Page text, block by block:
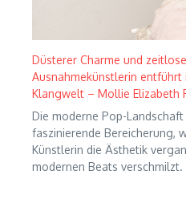
Düsterer Charme und
Ausnahmekünstlerin entführt
Klangwelt – Mollie Elizabeth
Die moderne Pop-
faszinierende Bereicherung,
Künstlerin die Ästhetik
modernen Beats